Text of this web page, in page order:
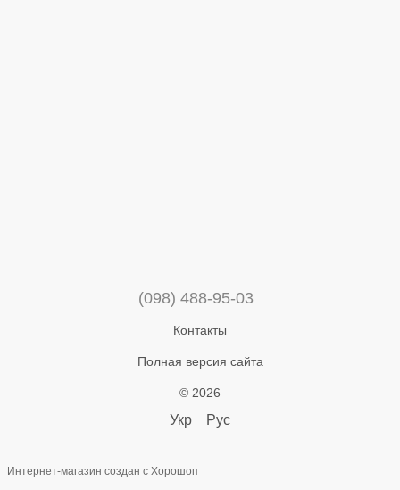
(098) 488-95-03
Контакты
Полная версия сайта
© 2026
Укр Рус
Интернет-магазин создан с Хорошоп